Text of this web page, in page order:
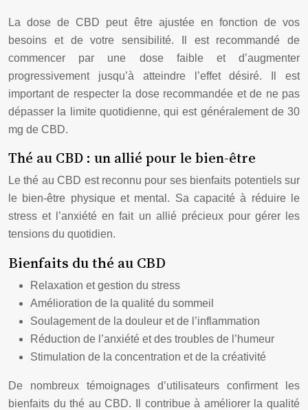
La dose de CBD peut être ajustée en fonction de vos
besoins et de votre sensibilité. Il est recommandé de
commencer par une dose faible et d’augmenter
progressivement jusqu’à atteindre l’effet désiré. Il est
important de respecter la dose recommandée et de ne pas
dépasser la limite quotidienne, qui est généralement de 30
mg de CBD.
Thé au CBD : un allié pour le bien-être
Le thé au CBD est reconnu pour ses bienfaits potentiels sur
le bien-être physique et mental. Sa capacité à réduire le
stress et l’anxiété en fait un allié précieux pour gérer les
tensions du quotidien.
Bienfaits du thé au CBD
Relaxation et gestion du stress
Amélioration de la qualité du sommeil
Soulagement de la douleur et de l’inflammation
Réduction de l’anxiété et des troubles de l’humeur
Stimulation de la concentration et de la créativité
De nombreux témoignages d’utilisateurs confirment les
bienfaits du thé au CBD. Il contribue à améliorer la qualité